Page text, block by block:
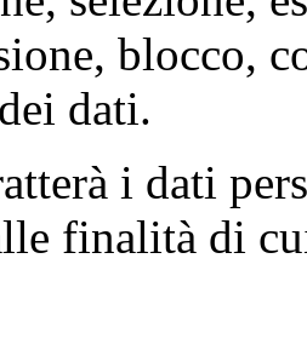
blocco,
dati.
i dati
finalità di